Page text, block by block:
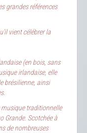
grandes références
vient célébrer la
(en bois, sans
irlandaise, elle
brésilienne, ainsi
musique traditionnelle
Grande. Scotchée à
de nombreuses